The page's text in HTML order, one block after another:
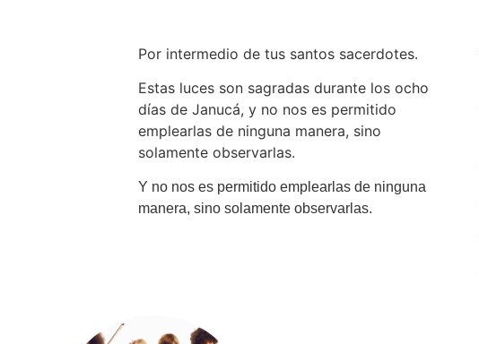
Por intermedio de tus santos sacerdotes.
Estas luces son sagradas durante los ocho
días de Janucá, y no nos es permitido
emplearlas de ninguna manera, sino
solamente observarlas.
Y no nos es permitido emplearlas de ninguna
manera, sino solamente observarlas.